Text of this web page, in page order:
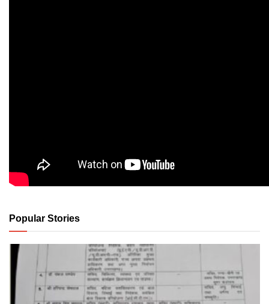
Popular Stories